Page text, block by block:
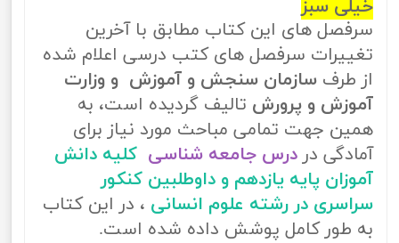
خیلی سبز
سرفصل های این کتاب مطابق با آخرین
تغییرات سرفصل های کتب درسی اعلام شده
از طرف سازمان سنجش و آموزش و وزارت
آموزش و پرورش تالیف گردیده است، به
همین جهت تمامی مباحث مورد نیاز برای
آمادگی در درس جامعه شناسی کلیه دانش
آموزان پایه یازدهم و داوطلبین کنکور
سراسری در رشته علوم انسانی ، در این کتاب
به طور کامل پوشش داده شده است.